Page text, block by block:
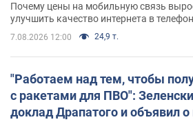
Почему цены на мобильную связь
улучшить качество интернета в
7.08.2026 12:00 24,9 т.
"Работаем над тем, чтобы
с ракетами для ПВО":
доклад Драпатого и объявил